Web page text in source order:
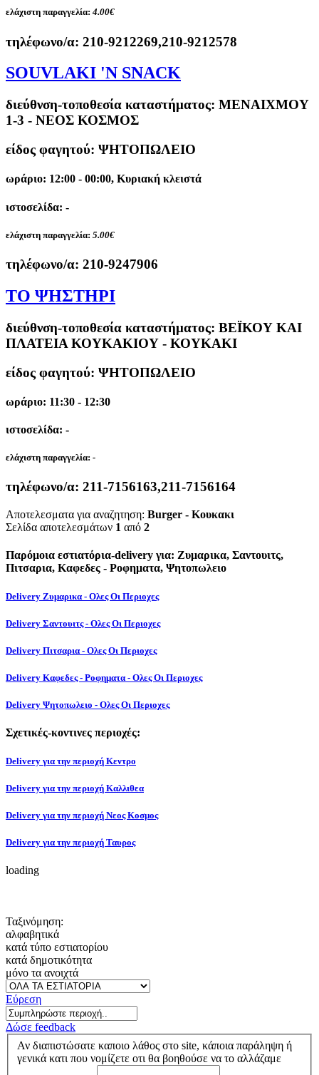
ελάχιστη παραγγελία: 4.00€
τηλέφωνο/α: 210-9212269,210-9212578
SOUVLAKI 'N SNACK
διεύθνση-τοποθεσία καταστήματος: ΜΕΝΑΙΧΜΟΥ
1-3 - ΝΕΟΣ ΚΟΣΜΟΣ
είδος φαγητού: ΨΗΤΟΠΩΛΕΙΟ
ωράριο: 12:00 - 00:00, Κυριακή κλειστά
ιστοσελίδα: -
ελάχιστη παραγγελία: 5.00€
τηλέφωνο/α: 210-9247906
ΤΟ ΨΗΣΤΗΡΙ
διεύθνση-τοποθεσία καταστήματος: ΒΕΪΚΟΥ ΚΑΙ
ΠΛΑΤΕΙΑ ΚΟΥΚΑΚΙΟΥ - ΚΟΥΚΑΚΙ
είδος φαγητού: ΨΗΤΟΠΩΛΕΙΟ
ωράριο: 11:30 - 12:30
ιστοσελίδα: -
ελάχιστη παραγγελία: -
τηλέφωνο/α: 211-7156163,211-7156164
Αποτελεσματα για αναζητηση: Burger - Κουκακι
Σελίδα αποτελεσμάτων 1 από 2
Παρόμοια εστιατόρια-delivery για: Ζυμαρικα, Σαντουιτς,
Πιτσαρια, Καφεδες - Ροφηματα, Ψητοπωλειο
Delivery Ζυμαρικα - Ολες Οι Περιοχες
Delivery Σαντουιτς - Ολες Οι Περιοχες
Delivery Πιτσαρια - Ολες Οι Περιοχες
Delivery Καφεδες - Ροφηματα - Ολες Οι Περιοχες
Delivery Ψητοπωλειο - Ολες Οι Περιοχες
Σχετικές-κοντινες περιοχές:
Delivery για την περιοχή Κεντρο
Delivery για την περιοχή Καλλιθεα
Delivery για την περιοχή Νεος Κοσμος
Delivery για την περιοχή Ταυρος
loading
Ταξινόμηση:
αλφαβητικά
κατά τύπο εστιατορίου
κατά δημοτικότητα
μόνο τα ανοιχτά
Εύρεση
Δώσε feedback
Αν διαπιστώσατε καποιο λάθος στο site, κάποια παράληψη ή
γενικά κατι που νομίζετε οτι θα βοηθούσε να το αλλάζαμε